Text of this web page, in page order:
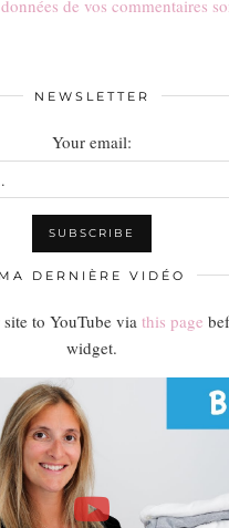
de vos commentaires
NEWSLETTER
Your email:
MA DERNIÈRE VIDÉO
to YouTube via this page
widget.